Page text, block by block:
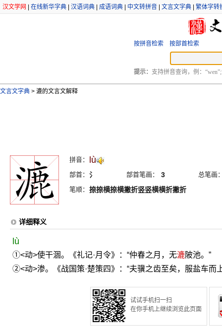
汉文学网 在线新华字典 汉语词典 成语词典 中文转拼音 文言文字典 繁体字转
按拼音检索 按部首检索
提示： 支持拼音查询，例：
文言文字典 > 漉的文言文解释
拼音： lù
部首： 氵 部首笔画： 3
总笔画
笔顺： 捺捺横捺横撇折竖竖横横折撇折
详细释义
lù
①<动>使干涸。《礼记·月令》：“仲春之月，无漉陂池。”
②<动>渗。《战国策·楚策四》：“夫骥之齿至矣，服盐车
试试手机扫一扫
在你手机上继续浏览此页面